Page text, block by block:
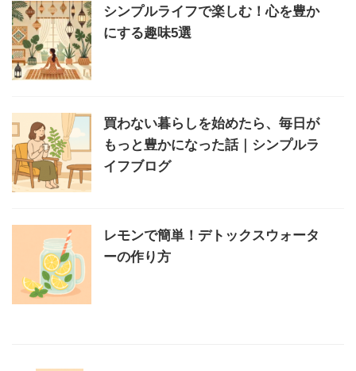
シンプルライフで楽しむ！心を豊か
にする趣味5選
買わない暮らしを始めたら、毎日が
もっと豊かになった話｜シンプルラ
イフブログ
レモンで簡単！デトックスウォータ
ーの作り方